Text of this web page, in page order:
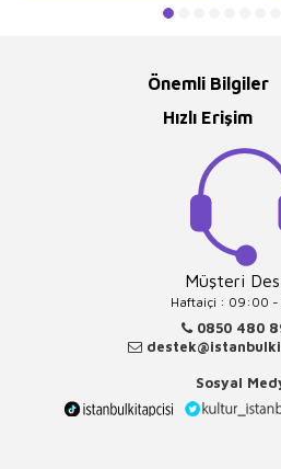
Önemli Bilgiler
Hızlı Erişim
Müşteri
Haftaiçi : 09:00
0850 480
Sosyal